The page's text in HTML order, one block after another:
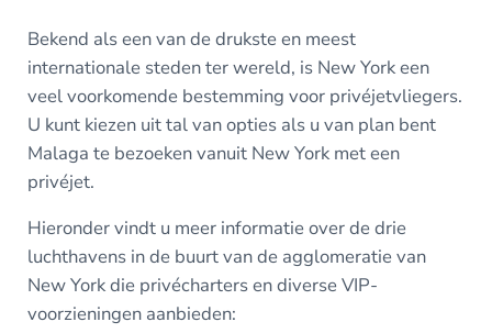
Bekend als een van de drukste en meest
internationale steden ter wereld, is New York een
veel voorkomende bestemming voor privéjetvliegers.
U kunt kiezen uit tal van opties als u van plan bent
Malaga te bezoeken vanuit New York met een
privéjet.
Hieronder vindt u meer informatie over de drie
luchthavens in de buurt van de agglomeratie van
New York die privécharters en diverse VIP-
voorzieningen aanbieden: